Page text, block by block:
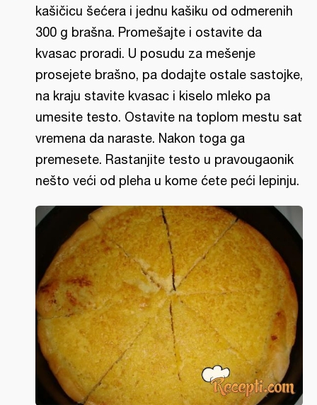
kašičicu šećera i jednu kašiku od odmerenih
300 g brašna. Promešajte i ostavite da
kvasac proradi. U posudu za mešenje
prosejete brašno, pa dodajte ostale sastojke,
na kraju stavite kvasac i kiselo mleko pa
umesite testo. Ostavite na toplom mestu sat
vremena da naraste. Nakon toga ga
premesete. Rastanjite testo u pravougaonik
nešto veći od pleha u kome ćete peći lepinju.